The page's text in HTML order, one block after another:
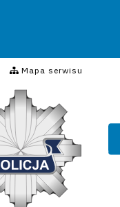
Mapa serwisu